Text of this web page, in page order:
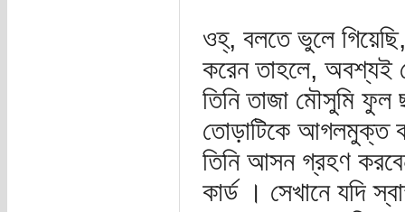
ওহ্‌, বলতে ভুলে
করেন তাহলে, অবশ্যই
তিনি তাজা মৌসুমি ফুল
তোড়াটিকে আগলমুক্ত
তিনি আসন গ্রহণ
কার্ড । সেখানে যদি